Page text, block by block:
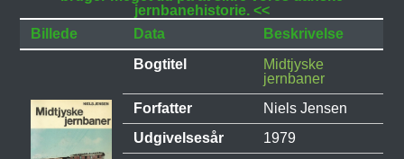
jernbanehistorie. <<
Billede
Data
Beskrivelse
Bogtitel
Midtjyske
jernbaner
Forfatter
Niels Jensen
Udgivelsesår
1979